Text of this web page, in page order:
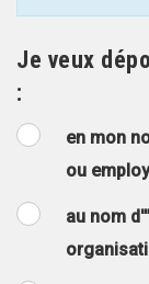
Je veux
:
en mon
ou
au nom